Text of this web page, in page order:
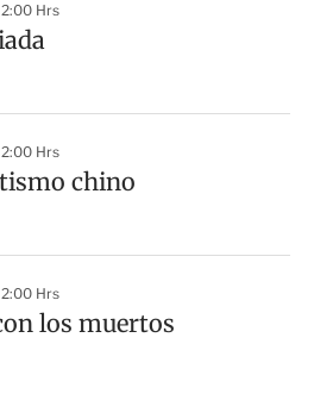
Hrs
Hrs
chino
Hrs
los muertos